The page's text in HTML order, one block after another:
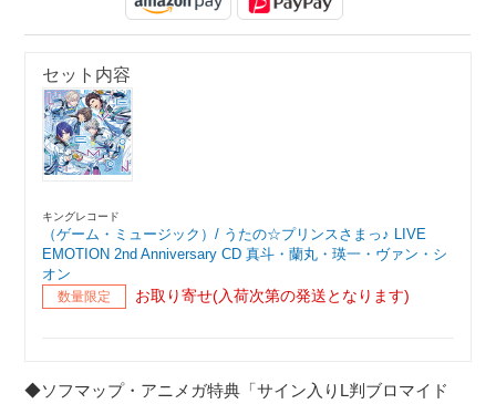
セット内容
キングレコード
（ゲーム・ミュージック）/ うたの☆プリンスさまっ♪ LIVE
EMOTION 2nd Anniversary CD 真斗・蘭丸・瑛一・ヴァン・シ
オン
数量限定 お取り寄せ(入荷次第の発送となります)
◆ソフマップ・アニメガ特典「サイン入りL判ブロマイド